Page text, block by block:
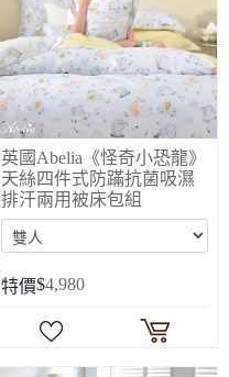
英國Abelia《怪奇小恐龍》
天絲四件式防蹣抗菌吸濕
排汗兩用被床包組
特價$4,980